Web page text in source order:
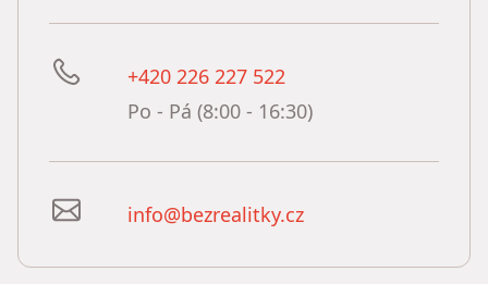
+420 226 227 522
Po - Pá (8:00 - 16:30)
info@bezrealitky.cz